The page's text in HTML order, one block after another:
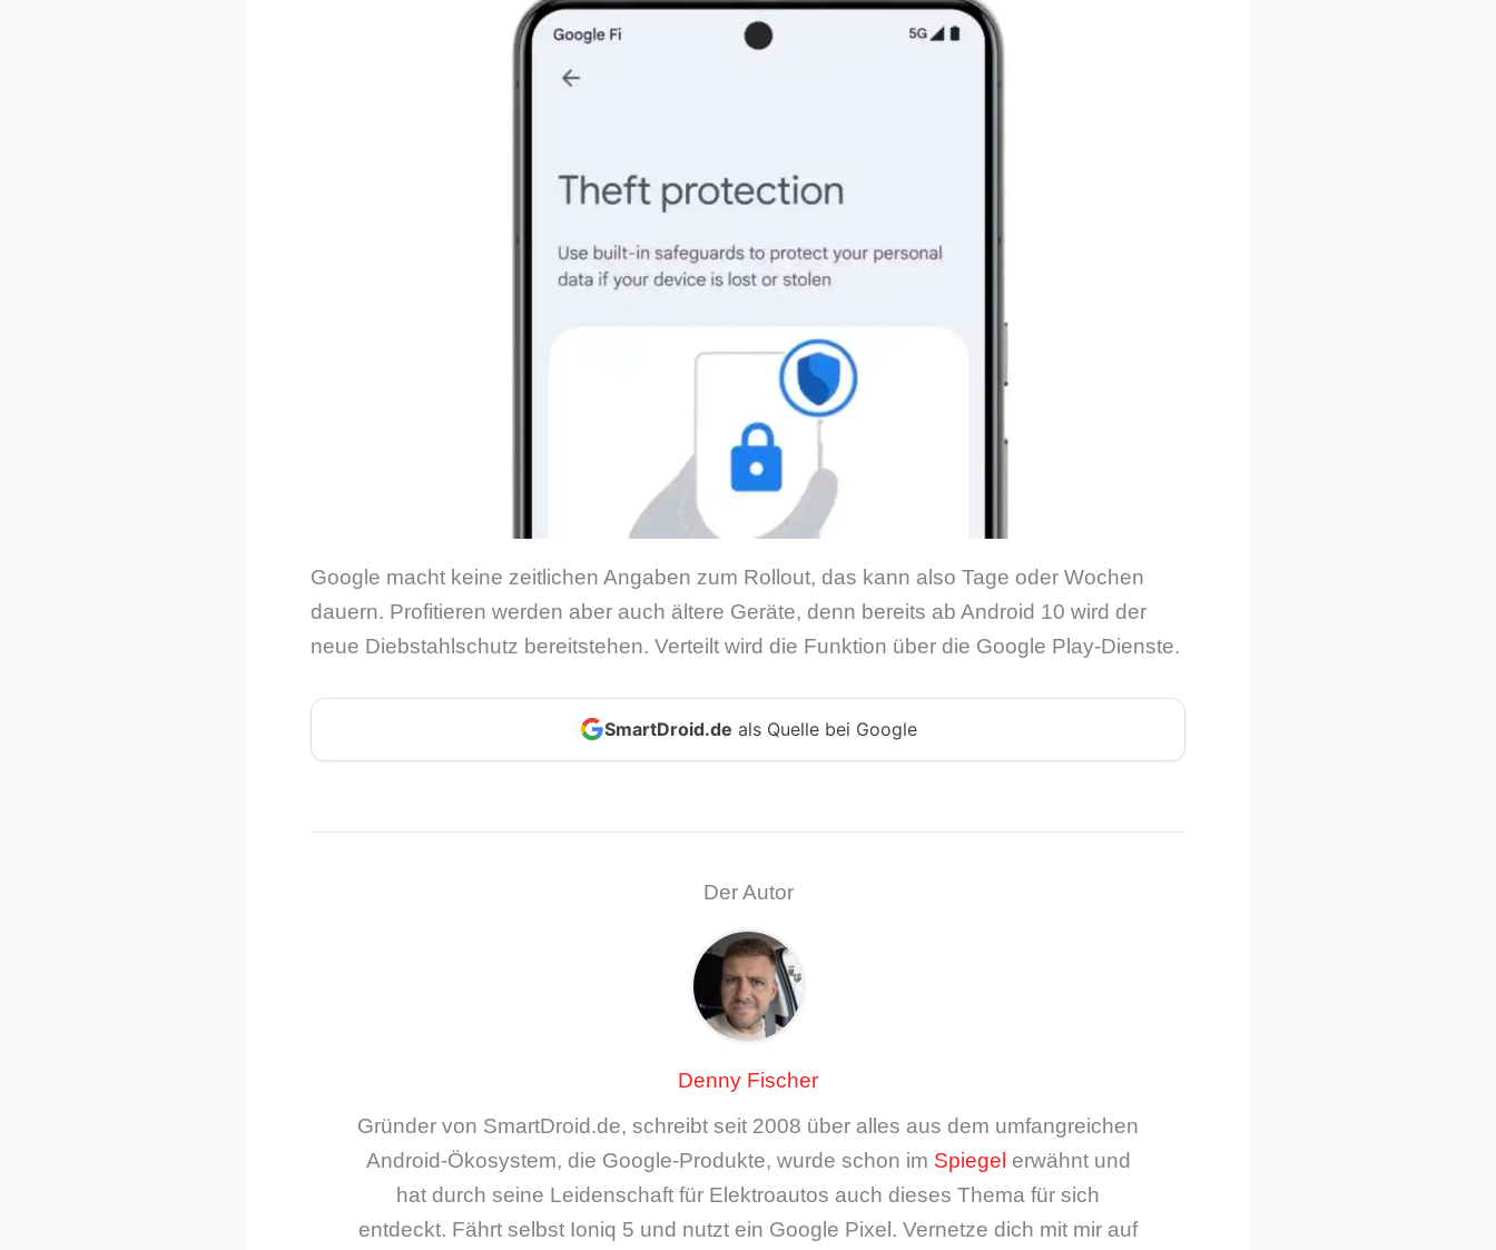
Google macht keine zeitlichen Angaben zum Rollout, das kann also Tage oder Wochen
dauern. Profitieren werden aber auch ältere Geräte, denn bereits ab Android 10 wird der
neue Diebstahlschutz bereitstehen. Verteilt wird die Funktion über die Google Play-Dienste.
SmartDroid.de als Quelle bei Google
Der Autor
Denny Fischer
Gründer von SmartDroid.de, schreibt seit 2008 über alles aus dem umfangreichen
Android-Ökosystem, die Google-Produkte, wurde schon im Spiegel erwähnt und
hat durch seine Leidenschaft für Elektroautos auch dieses Thema für sich
entdeckt. Fährt selbst Ioniq 5 und nutzt ein Google Pixel. Vernetze dich mit mir auf